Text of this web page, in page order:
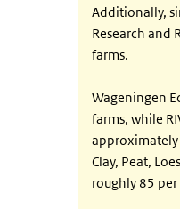
Additionally,
Research and
farms.
Wageningen
farms, while
approximately
Clay, Peat,
roughly 85